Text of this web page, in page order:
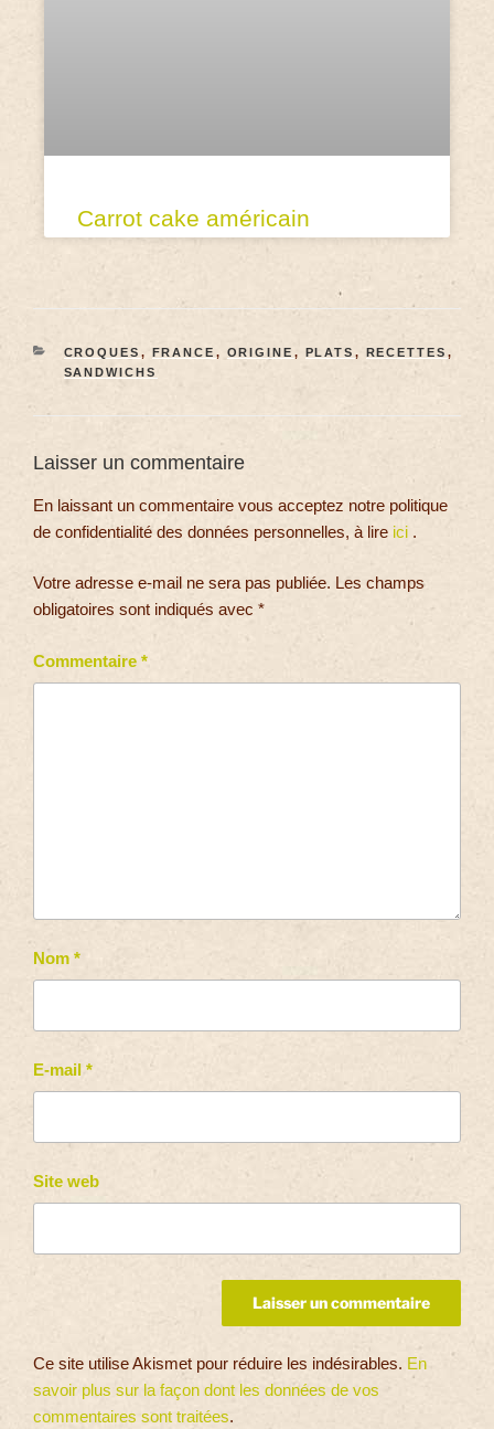
Carrot cake américain
CROQUES , FRANCE , ORIGINE , PLATS , RECETTES ,
SANDWICHS
Laisser un commentaire
En laissant un commentaire vous acceptez notre politique
de confidentialité des données personnelles, à lire ici .
Votre adresse e-mail ne sera pas publiée. Les champs
obligatoires sont indiqués avec *
Commentaire *
Nom *
E-mail *
Site web
Ce site utilise Akismet pour réduire les indésirables. En
savoir plus sur la façon dont les données de vos
commentaires sont traitées.